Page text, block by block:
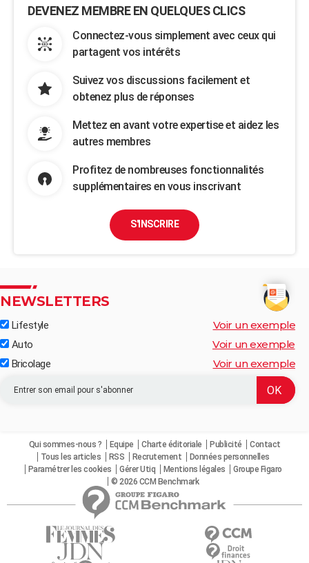
DEVENEZ MEMBRE EN QUELQUES CLICS
Connectez-vous simplement avec ceux qui
partagent vos intérêts
Suivez vos discussions facilement et
obtenez plus de réponses
Mettez en avant votre expertise et aidez les
autres membres
Profitez de nombreuses fonctionnalités
supplémentaires en vous inscrivant
S'INSCRIRE
NEWSLETTERS
Lifestyle Voir un exemple
Auto Voir un exemple
Bricolage Voir un exemple
Qui sommes-nous ? Equipe Charte éditoriale Publicité
Contact
Tous les articles
RSS Recrutement
Données personnelles
Paramétrer les cookies
Gérer Utiq Mentions légales
Groupe Figaro
© 2026 CCM Benchmark